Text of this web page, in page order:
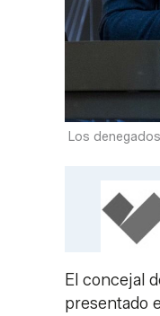
Los
El concejal
presentado